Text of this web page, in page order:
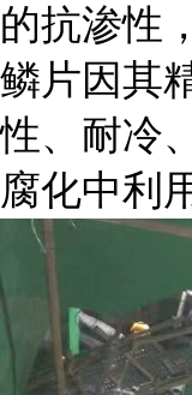
的抗渗性
鳞片因其
性、耐冷
腐化中利